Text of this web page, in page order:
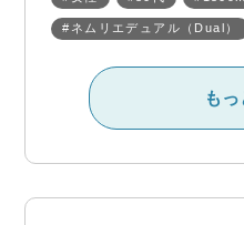
#ネムリエデュアル（Dual）
も